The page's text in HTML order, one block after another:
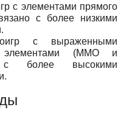
с элементами прямого
с более низкими
с выраженными
элементами (MMO и
более высокими